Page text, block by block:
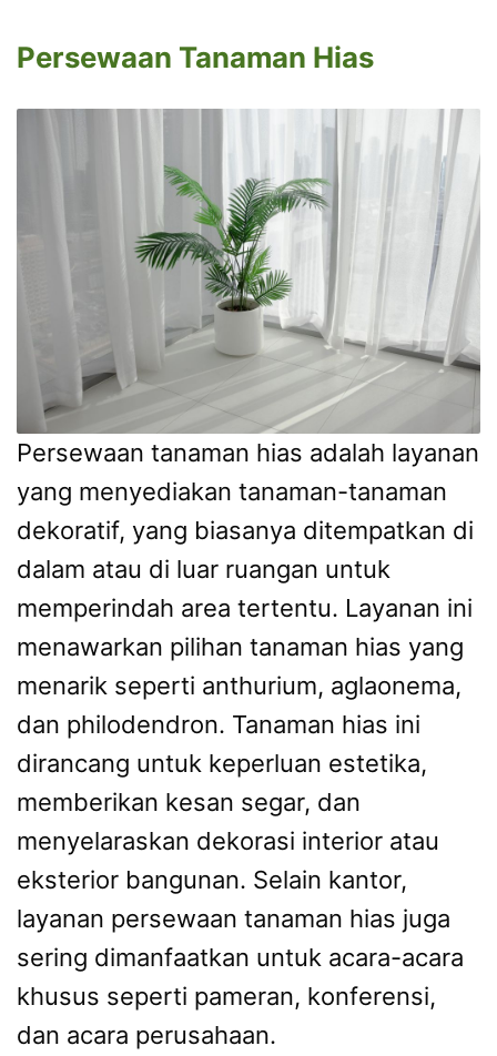
Persewaan Tanaman Hias
Persewaan tanaman hias adalah layanan
yang menyediakan tanaman-tanaman
dekoratif, yang biasanya ditempatkan di
dalam atau di luar ruangan untuk
memperindah area tertentu. Layanan ini
menawarkan pilihan tanaman hias yang
menarik seperti anthurium, aglaonema,
dan philodendron. Tanaman hias ini
dirancang untuk keperluan estetika,
memberikan kesan segar, dan
menyelaraskan dekorasi interior atau
eksterior bangunan. Selain kantor,
layanan persewaan tanaman hias juga
sering dimanfaatkan untuk acara-acara
khusus seperti pameran, konferensi,
dan acara perusahaan.